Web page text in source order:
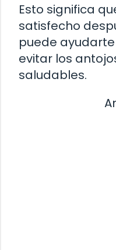
Esto significa
satisfecho
puede
evitar los
saludables.